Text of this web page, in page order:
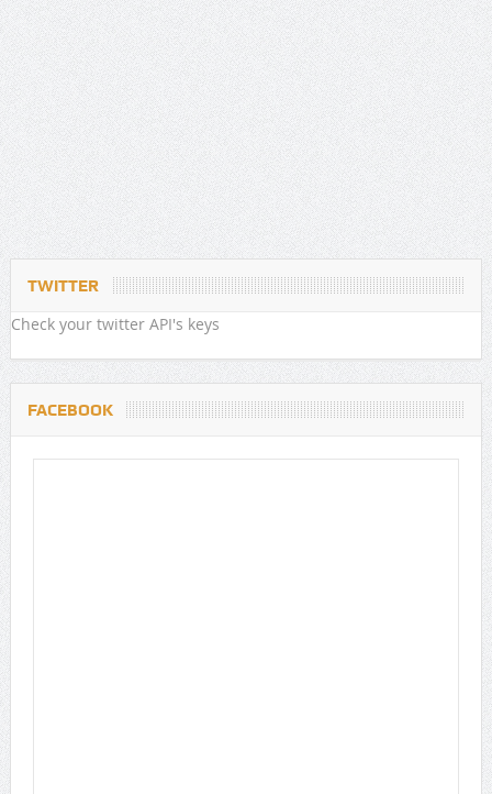
TWITTER
Check your twitter API's keys
FACEBOOK